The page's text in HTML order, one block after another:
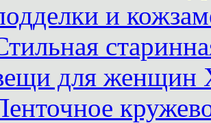
и
для женщин